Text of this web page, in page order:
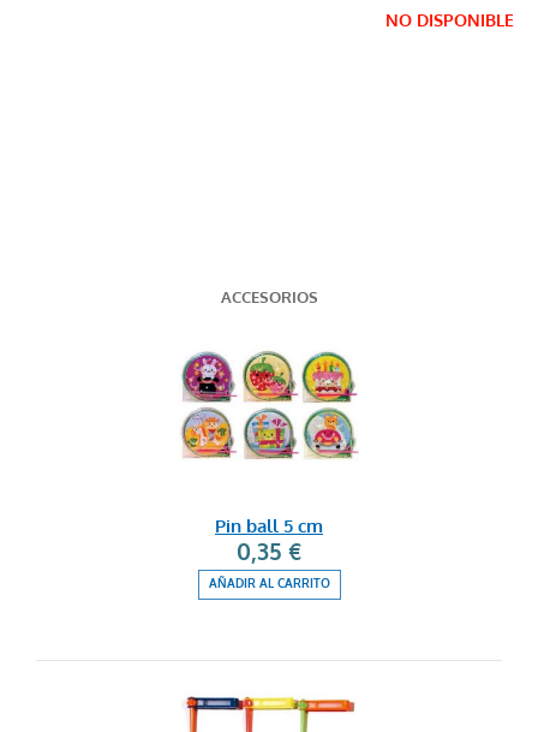
NO DISPONIBLE
ACCESORIOS
Pin ball 5 cm
0,35 €
AÑADIR AL CARRITO